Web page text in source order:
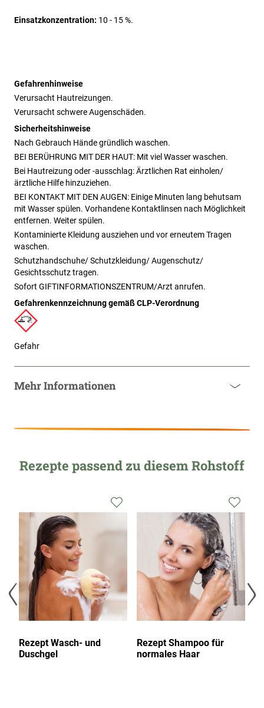
Einsatzkonzentration: 10 - 15 %.
Gefahrenhinweise
Verursacht Hautreizungen.
Verursacht schwere Augenschäden.
Sicherheitshinweise
Nach Gebrauch Hände gründlich waschen.
BEI BERÜHRUNG MIT DER HAUT: Mit viel Wasser waschen.
Bei Hautreizung oder -ausschlag: Ärztlichen Rat einholen/
ärztliche Hilfe hinzuziehen.
BEI KONTAKT MIT DEN AUGEN: Einige Minuten lang behutsam
mit Wasser spülen. Vorhandene Kontaktlinsen nach Möglichkeit
entfernen. Weiter spülen.
Kontaminierte Kleidung ausziehen und vor erneutem Tragen
waschen.
Schutzhandschuhe/ Schutzkleidung/ Augenschutz/
Gesichtsschutz tragen.
Sofort GIFTINFORMATIONSZENTRUM/Arzt anrufen.
Gefahrenkennzeichnung gemäß CLP-Verordnung
Gefahr
Mehr Informationen
Rezepte passend zu diesem Rohstoff
Wunschliste
hinzufügen
Rezept Wasch- und
Duschgel
Wunschliste
hinzufügen
Rezept Shampoo für
normales Haar